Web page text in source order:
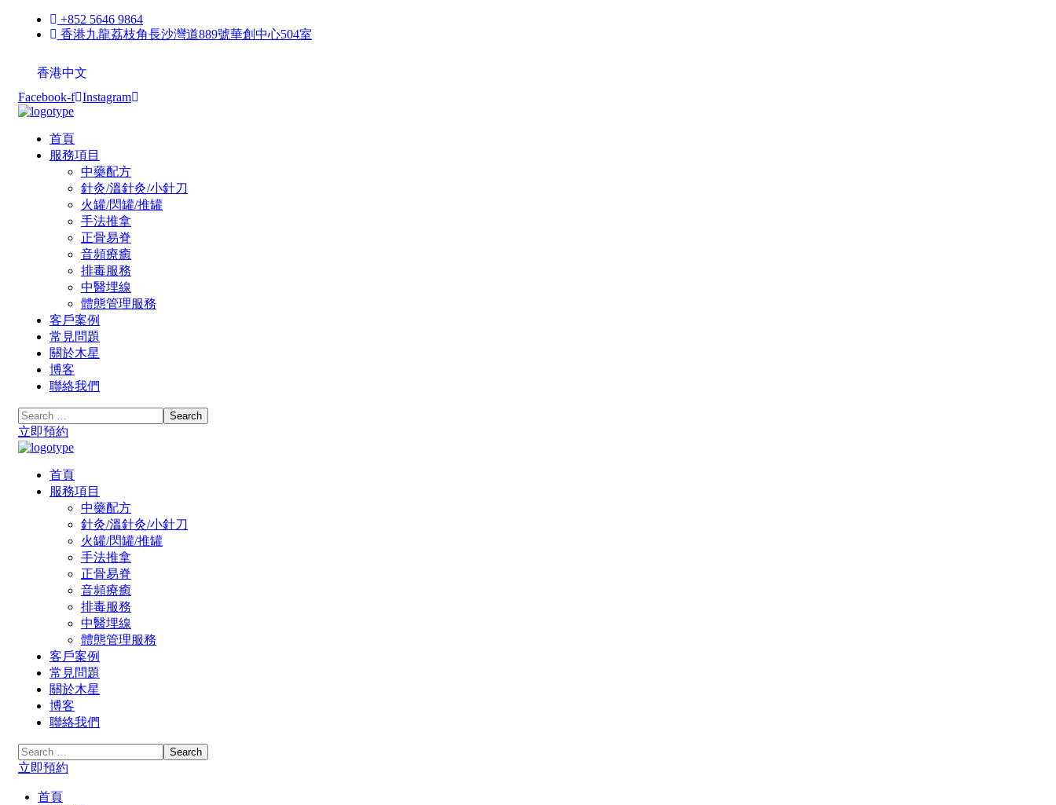
+852 5646 9864
香港九龍荔枝角長沙灣道889號華創中心504室
香港中文
Facebook-f Instagram
首頁
服務項目
中藥配方
針灸/溫針灸/小針刀
火罐/閃罐/推罐
手法推拿
正骨易脊
⾳頻療癒
排毒服務
中醫埋線
體態管理服務
客戶案例
常見問題
關於木星
博客
聯絡我們
立即預約
首頁
服務項目
中藥配方
針灸/溫針灸/小針刀
火罐/閃罐/推罐
手法推拿
正骨易脊
⾳頻療癒
排毒服務
中醫埋線
體態管理服務
客戶案例
常見問題
關於木星
博客
聯絡我們
立即預約
首頁